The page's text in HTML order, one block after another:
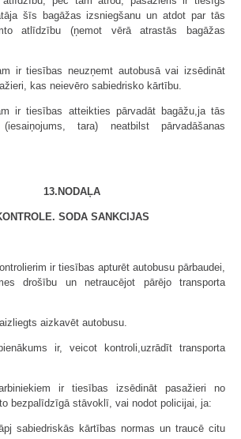
šīs bagāžas izsniegšanu un atdot par tās
atlīdzību (ņemot vērā atrastās bagāžas
ir tiesības neuzņemt autobusā vai izsēdināt
kas neievēro sabiedrisko kārtību.
ir tiesības atteikties pārvadāt bagāžu,ja tās
tara) neatbilst pārvadāšanas
13.NODAĻA
SODA SANKCIJAS
ir tiesības apturēt autobusu pārbaudei,
drošību un netraucējot pārējo transporta
aizkavēt autobusu.
ir, veicot kontroli,uzrādīt transporta
ir tiesības izsēdināt pasažieri no
bezpalīdzīgā stāvoklī, vai nodot policijai, ja:
sabiedriskās kārtības normas un traucē citu